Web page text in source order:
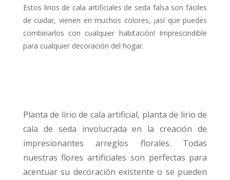
Estos lirios de cala artificiales de seda falsa son fáciles
de cuidar, vienen en muchos colores, ¡así que puedes
combinarlos con cualquier habitación! Imprescindible
para cualquier decoración del hogar.
Planta de lirio de cala artificial, planta de lirio de
cala de seda involucrada en la creación de
impresionantes arreglos florales. Todas
nuestras flores artificiales son perfectas para
acentuar su decoración existente o se pueden